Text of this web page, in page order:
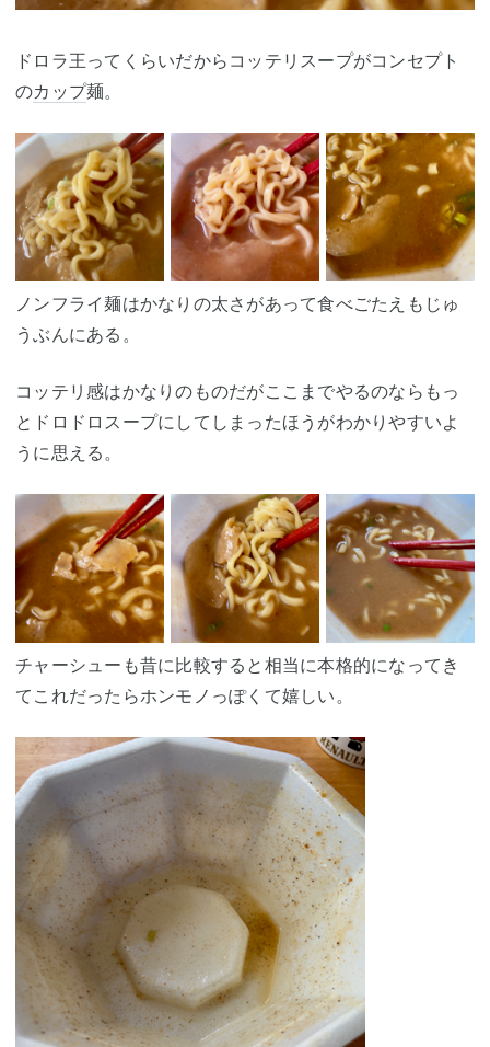
ドロラ王ってくらいだからコッテリスープがコンセプト
のカップ麺。
ノンフライ麺はかなりの太さがあって食べごたえもじゅ
うぶんにある。
コッテリ感はかなりのものだがここまでやるのならもっ
とドロドロスープにしてしまったほうがわかりやすいよ
うに思える。
チャーシューも昔に比較すると相当に本格的になってき
てこれだったらホンモノっぽくて嬉しい。